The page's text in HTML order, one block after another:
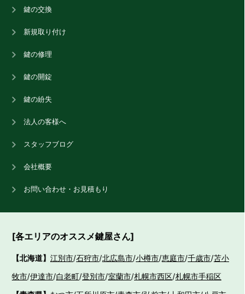
鍵の交換
新規取り付け
鍵の修理
鍵の開錠
鍵の紛失
法人の客様へ
スタッフブログ
会社概要
お問い合わせ・お見積もり
[各エリアのオススメ鍵屋さん]
【北海道】 江別市/石狩市/北広島市/小樽市/恵庭市/千歳市/苫小
牧市/伊達市/白老町/登別市/室蘭市/札幌市西区/札幌市手稲区